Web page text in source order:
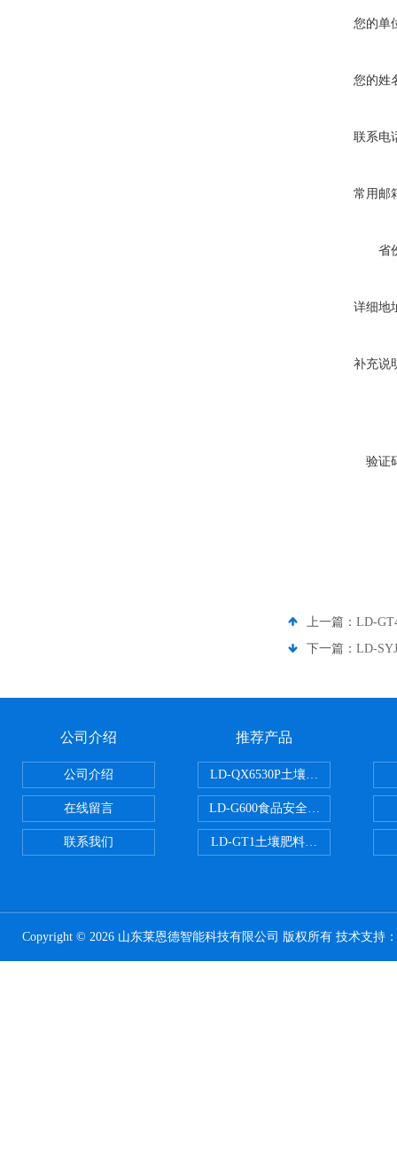
您的单
您的姓
联系电
常用邮
省
详细地
补充说
验证
上一篇： LD-
下一篇： LD-
公司介绍
公司介绍
在线留言
联系我们
推荐产品
LD-QX6530P土壤氧化还原电位检
LD-G600食品安全检测仪
LD-GT1土壤肥料养分检测仪
Copyright © 2026 山东莱恩德智能科技有限公司 版权所有 技术支持：